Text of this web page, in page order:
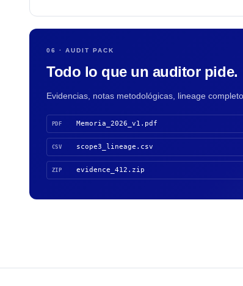
06 · AUDIT PACK
Todo lo que un auditor pide.
Evidencias, notas metodológicas, lineage
PDF Memoria_2026_v1.pdf
CSV scope3_lineage.csv
ZIP evidence_412.zip